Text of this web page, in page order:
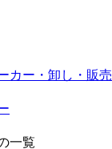
カー・卸し・販売
一覧